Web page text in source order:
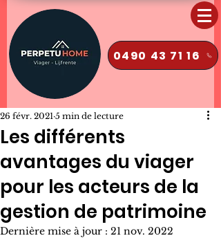
0490 43 71 16
Les différents
avantages du viager
pour les acteurs de la
gestion de patrimoine
26 févr. 2021 5 min de lecture
Dernière mise à jour : 21 nov. 2022